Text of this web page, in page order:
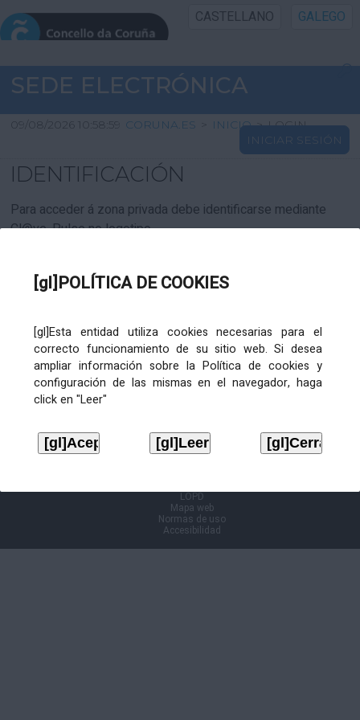
[gl]POLÍTICA DE COOKIES
[gl]Esta entidad utiliza cookies necesarias para el
correcto funcionamiento de su sitio web. Si desea
ampliar información sobre la Política de cookies y
configuración de las mismas en el navegador, haga
click en "Leer"
CASTELLANO GALEGO
INICIO SEDE
INICIO
INFORMACIÓN PÚBLICA
CARTAFOL CIDADÁN
SEDE ELECTRÓNICA
09/08/2026 10:58:59 CORUNA.ES > INICIO > LOGIN
INICIAR SESIÓN
IDENTIFICACIÓN
Para acceder á zona privada debe identificarse mediante
Cl@ve. Pulse no logotipo
LOPD
Mapa web
Normas de uso
Accesibilidad